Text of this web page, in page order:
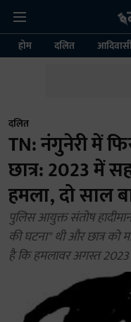
होम दलित
दलित
TN: नंगुनेरी में
छात्र: 2023 में
हमला, दो साल
पुलिस आयुक्त संतोष
की घटना" थी और छात्र
है कि हमलावर अगस्त